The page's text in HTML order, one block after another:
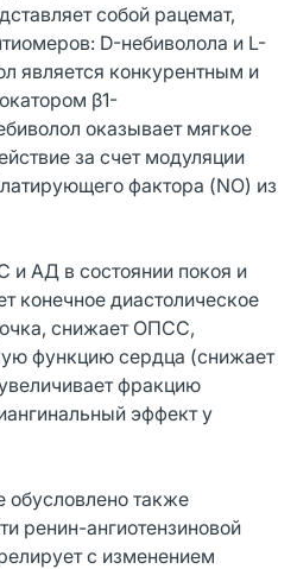
собой рацемат,
D-небиволола и L-
является конкурентным и
β1-
оказывает мягкое
за счет модуляции
фактора (NO) из
и АД в состоянии покоя и
конечное диастолическое
снижает ОПСС,
функцию сердца (снижает
фракцию
эффект у
обусловлено также
ренин-ангиотензиновой
с изменением